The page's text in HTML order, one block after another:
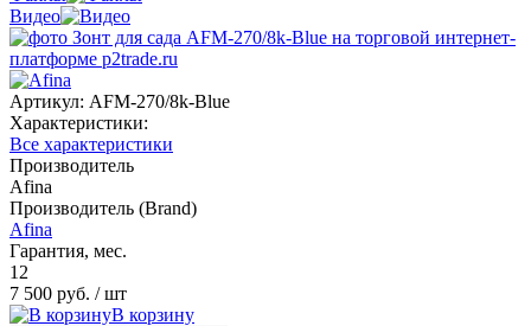
Видео
Артикул: AFM-270/8k-Blue
Характеристики:
Все характеристики
Производитель
Afina
Производитель (Brand)
Afina
Гарантия, мес.
12
7 500 руб. / шт
В корзину